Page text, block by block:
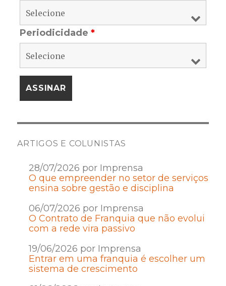
Periodicidade*
ARTIGOS E COLUNISTAS
28/07/2026 por Imprensa
O que empreender no setor de serviços
ensina sobre gestão e disciplina
06/07/2026 por Imprensa
O Contrato de Franquia que não evolui
com a rede vira passivo
19/06/2026 por Imprensa
Entrar em uma franquia é escolher um
sistema de crescimento